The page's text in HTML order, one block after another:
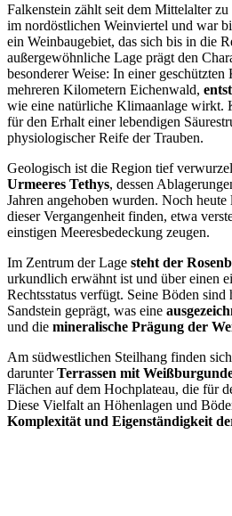
Falkenstein zählt seit dem Mittelalter
im nordöstlichen Weinviertel und war
ein Weinbaugebiet, das sich bis in die
außergewöhnliche Lage prägt den
besonderer Weise: In einer geschützten
mehreren Kilometern Eichenwald,
wie eine natürliche Klimaanlage wirkt.
für den Erhalt einer lebendigen
physiologischer Reife der Trauben.
Geologisch ist die Region tief
Urmeeres Tethys, dessen
Jahren angehoben wurden. Noch heute
dieser Vergangenheit finden, etwa
einstigen Meeresbedeckung zeugen.
Im Zentrum der Lage steht der
urkundlich erwähnt ist und über einen
Rechtsstatus verfügt. Seine Böden
Sandstein geprägt, was eine
und die mineralische Prägung der
Am südwestlichen Steilhang finden
darunterTerrassen mit
Flächen auf dem Hochplateau, die für
Diese Vielfalt an Höhenlagen und
Komplexität und Eigenständigkeit